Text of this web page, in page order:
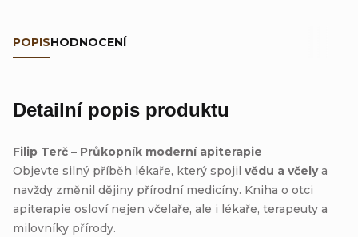
POPISHODNOCENÍ
Detailní popis produktu
Filip Terč – Průkopník moderní apiterapie
Objevte silný příběh lékaře, který spojil vědu a včelya
navždy změnil dějiny přírodní medicíny. Kniha o otci
apiterapie osloví nejen včelaře, ale i lékaře, terapeuty a
milovníky přírody.